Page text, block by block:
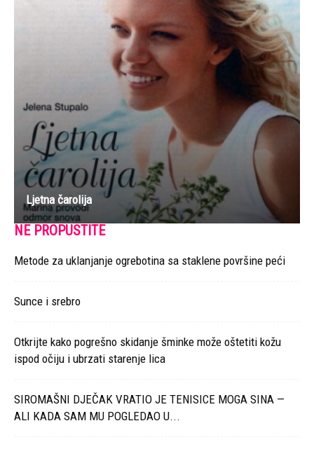
Ljetna čarolija
NE PROPUSTITE
Metode za uklanjanje ogrebotina sa staklene površine peći
Sunce i srebro
Otkrijte kako pogrešno skidanje šminke može oštetiti kožu
ispod očiju i ubrzati starenje lica
SIROMAŠNI DJEČAK VRATIO JE TENISICE MOGA SINA —
ALI KADA SAM MU POGLEDAO U...